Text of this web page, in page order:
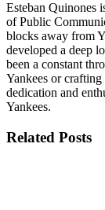
Esteban Quinones
of Public
blocks away from
developed a deep
been a constant
Yankees or
dedication and
Yankees.
Related Posts